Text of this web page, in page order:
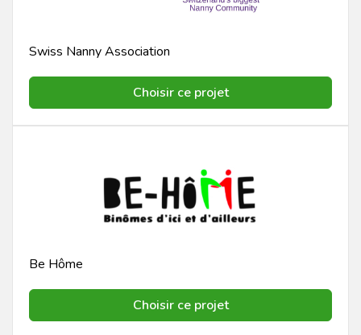
Swiss Nanny Association
Choisir ce projet
Be Hôme
Choisir ce projet